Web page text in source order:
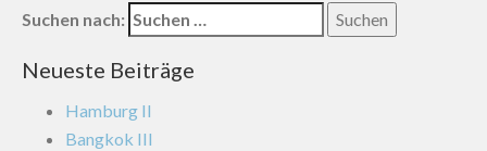
Suchen nach:
Neueste Beiträge
Hamburg II
Bangkok III